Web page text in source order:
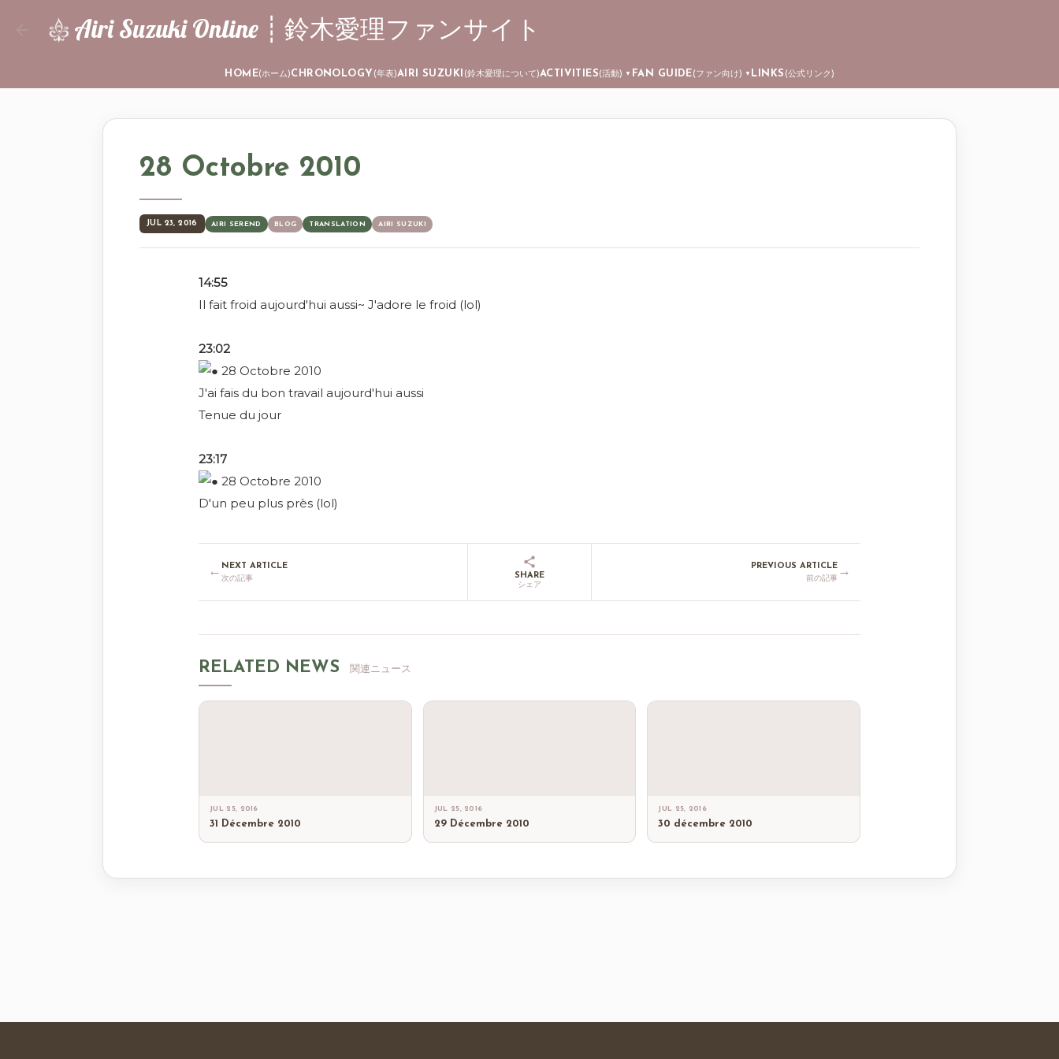
Skip to main content
Airi Suzuki Online ┊ 鈴木愛理ファンサイト
HOME(ホーム)CHRONOLOGY (年表)AIRI SUZUKI (鈴木愛理について)ACTIVITIES(活動) ▼ FAN GUIDE(ファン向け) ▼ LINKS (公式リンク)
28 Octobre 2010
JUL 23, 2016 AIRI SEREND BLOG TRANSLATION AIRI SUZUKI
14:55
Il fait froid aujourd'hui aussi~ J'adore le froid (lol)
23:02
J'ai fais du bon travail aujourd'hui aussi
Tenue du jour
23:17
D'un peu plus près (lol)
← NEXT ARTICLE
次の記事
SHARE
シェア
PREVIOUS ARTICLE
前の記事 →
RELATED NEWS 関連ニュース
JUL 25, 2016
31 Décembre 2010
JUL 25, 2016
29 Décembre 2010
JUL 25, 2016
30 décembre 2010